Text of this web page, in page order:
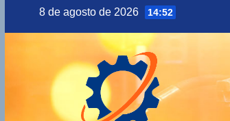
8 de agosto de 2026 14:52